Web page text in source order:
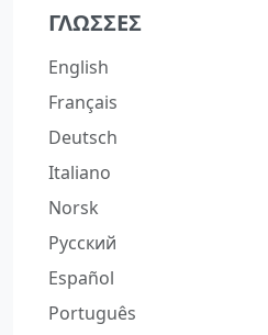
ΓΛΏΣΣΕΣ
English
Français
Deutsch
Italiano
Norsk
Русский
Español
Português